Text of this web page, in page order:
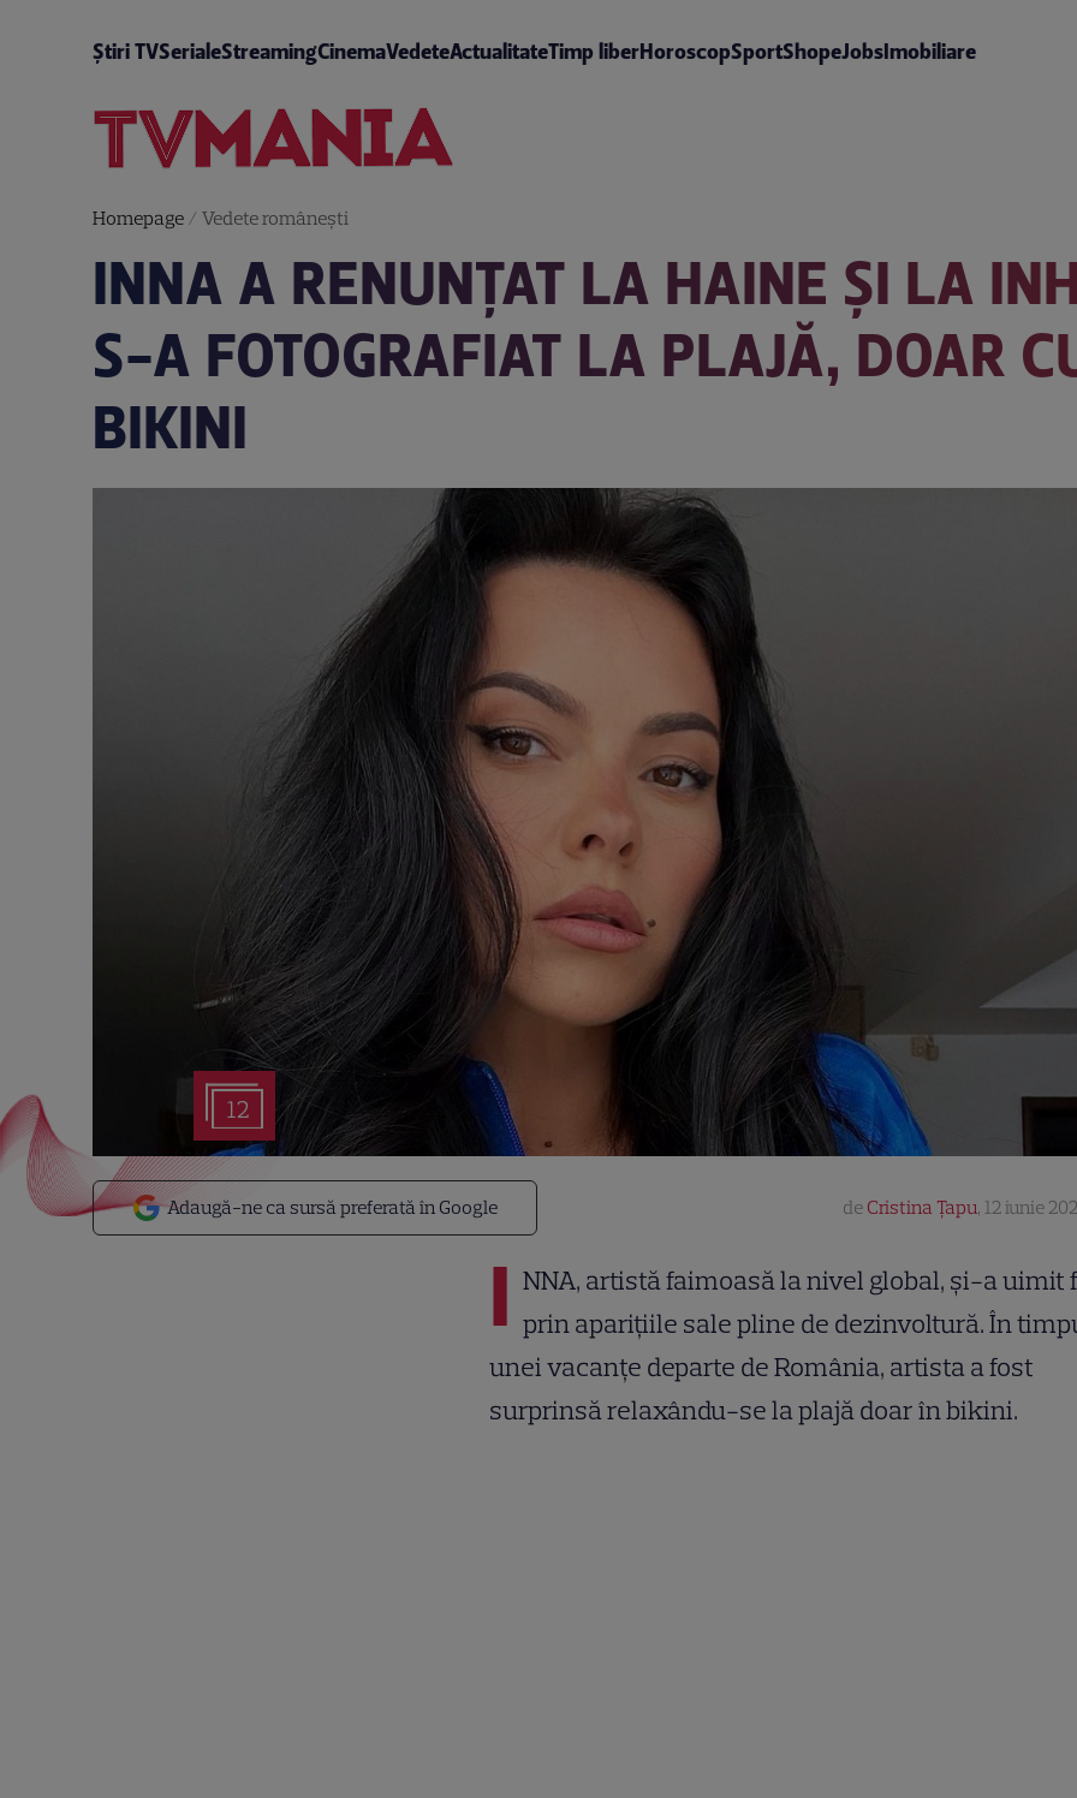
Știri TVSerialeStreamingCinemaVedeteActualitateTimp liberHoroscopSportShopeJobsImobiliare
Homepage/ Vedete româneşti
INNA A RENUNȚAT LA HAINE ȘI LA
S-A FOTOGRAFIAT LA PLAJĂ, DOAR
BIKINI
12
Adaugă-ne ca sursă preferată în Google de Cristina Țapu, 12 iunie
I NNA, artistă faimoasă la nivel global, și-a uimit
prin aparițiile sale pline de dezinvoltură. În
unei vacanțe departe de România, artista a fost
surprinsă relaxându-se la plajă doar în bikini.